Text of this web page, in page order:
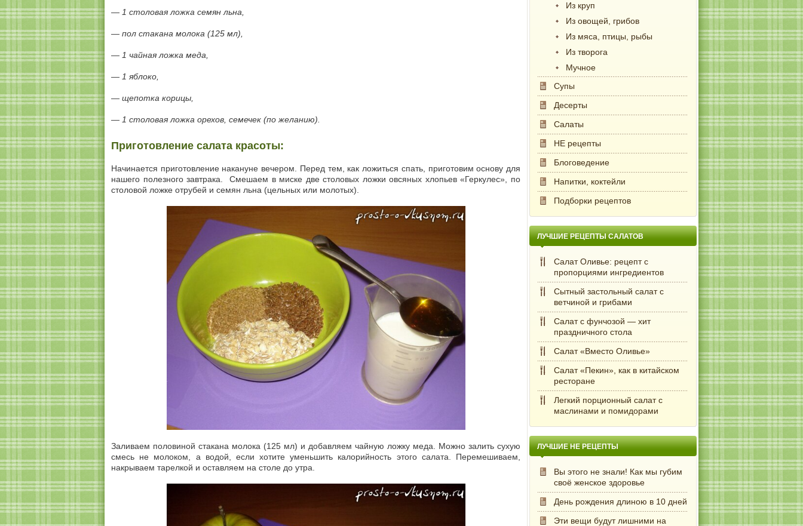
— 1 столовая ложка семян льна,
— пол стакана молока (125 мл),
— 1 чайная ложка меда,
— 1 яблоко,
— щепотка корицы,
— 1 столовая ложка орехов, семечек (по желанию).
Приготовление салата красоты:
Начинается приготовление накануне вечером. Перед тем, как ложиться спать, приготовим основу для
нашего полезного завтрака. Смешаем в миске две столовых ложки овсяных хлопьев «Геркулес», по
столовой ложке отрубей и семян льна (цельных или молотых).
Заливаем половиной стакана молока (125 мл) и добавляем чайную ложку меда. Можно залить сухую
смесь не молоком, а водой, если хотите уменьшить калорийность этого салата. Перемешиваем,
накрываем тарелкой и оставляем на столе до утра.
Из круп
Из овощей, грибов
Из мяса, птицы, рыбы
Из творога
Мучное
Супы
Десерты
Салаты
НЕ рецепты
Блоговедение
Напитки, коктейли
Подборки рецептов
ЛУЧШИЕ РЕЦЕПТЫ САЛАТОВ
Салат Оливье: рецепт с
пропорциями ингредиентов
Сытный застольный салат с
ветчиной и грибами
Салат с фунчозой — хит
праздничного стола
Салат «Вместо Оливье»
Салат «Пекин», как в китайском
ресторане
Легкий порционный салат с
маслинами и помидорами
ЛУЧШИЕ НЕ РЕЦЕПТЫ
Вы этого не знали! Как мы губим
своё женское здоровье
День рождения длиною в 10 дней
Эти вещи будут лишними на